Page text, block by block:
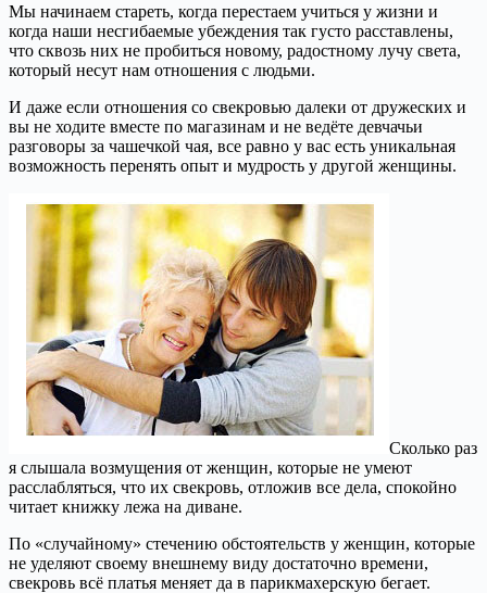
Мы начинаем стареть, когда перестаем учиться у жизни и
когда наши несгибаемые убеждения так густо расставлены,
что сквозь них не пробиться новому, радостному лучу света,
который несут нам отношения с людьми.
И даже если отношения со свекровью далеки от дружеских и
вы не ходите вместе по магазинам и не ведёте девчачьи
разговоры за чашечкой чая, все равно у вас есть уникальная
возможность перенять опыт и мудрость у другой женщины.
Сколько раз
я слышала возмущения от женщин, которые не умеют
расслабляться, что их свекровь, отложив все дела, спокойно
читает книжку лежа на диване.
По «случайному» стечению обстоятельств у женщин, которые
не уделяют своему внешнему виду достаточно времени,
свекровь всё платья меняет да в парикмахерскую бегает.